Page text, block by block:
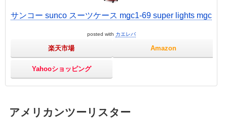
サンコー sunco スーツケース mgc1-69 super lights mgc
posted with カエレバ
楽天市場 Amazon
Yahooショッピング
アメリカンツーリスター